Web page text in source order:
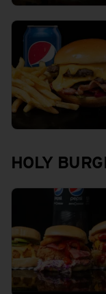
HOLY